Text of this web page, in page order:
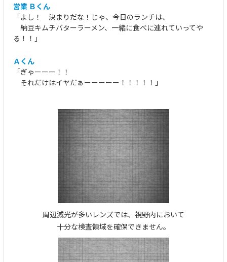
営業 Ｂくん
「よし！ 決まりだな！じゃ、今日のランチは、
納豆キムチバターラーメン、一緒に食べに連れていってや
る！！」
Ａくん
「ぎゃーーー！！
それだけはイヤだぁーーーーー！！！！！」
周辺減光が多いレンズでは、視野内において
十分な検査領域を確保できません。